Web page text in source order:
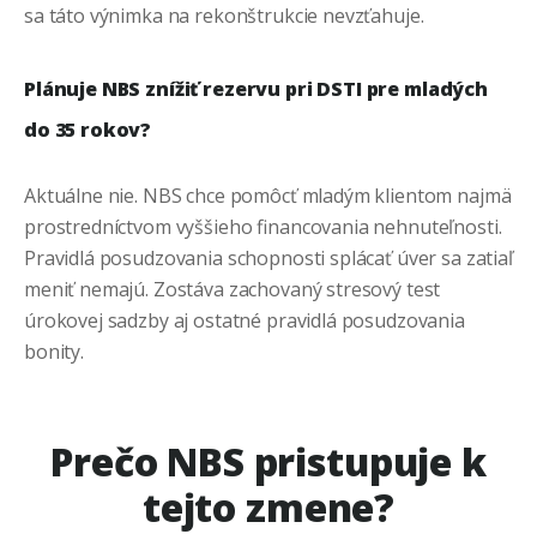
sa táto výnimka na rekonštrukcie nevzťahuje.
Plánuje NBS znížiť rezervu pri DSTI pre mladých
do 35 rokov?
Aktuálne nie. NBS chce pomôcť mladým klientom najmä
prostredníctvom vyššieho financovania nehnuteľnosti.
Pravidlá posudzovania schopnosti splácať úver sa zatiaľ
meniť nemajú. Zostáva zachovaný stresový test
úrokovej sadzby aj ostatné pravidlá posudzovania
bonity.
Prečo NBS pristupuje k
tejto zmene?